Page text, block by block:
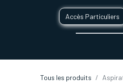
Accès Particuliers
Tous les produits